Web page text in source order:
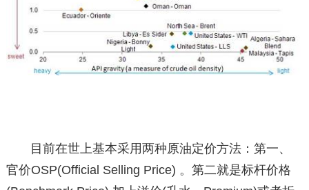
目前在世上基本采用两种原油定价方法：第一、
官价OSP(Official Selling Price) 。第二就是标杆价格